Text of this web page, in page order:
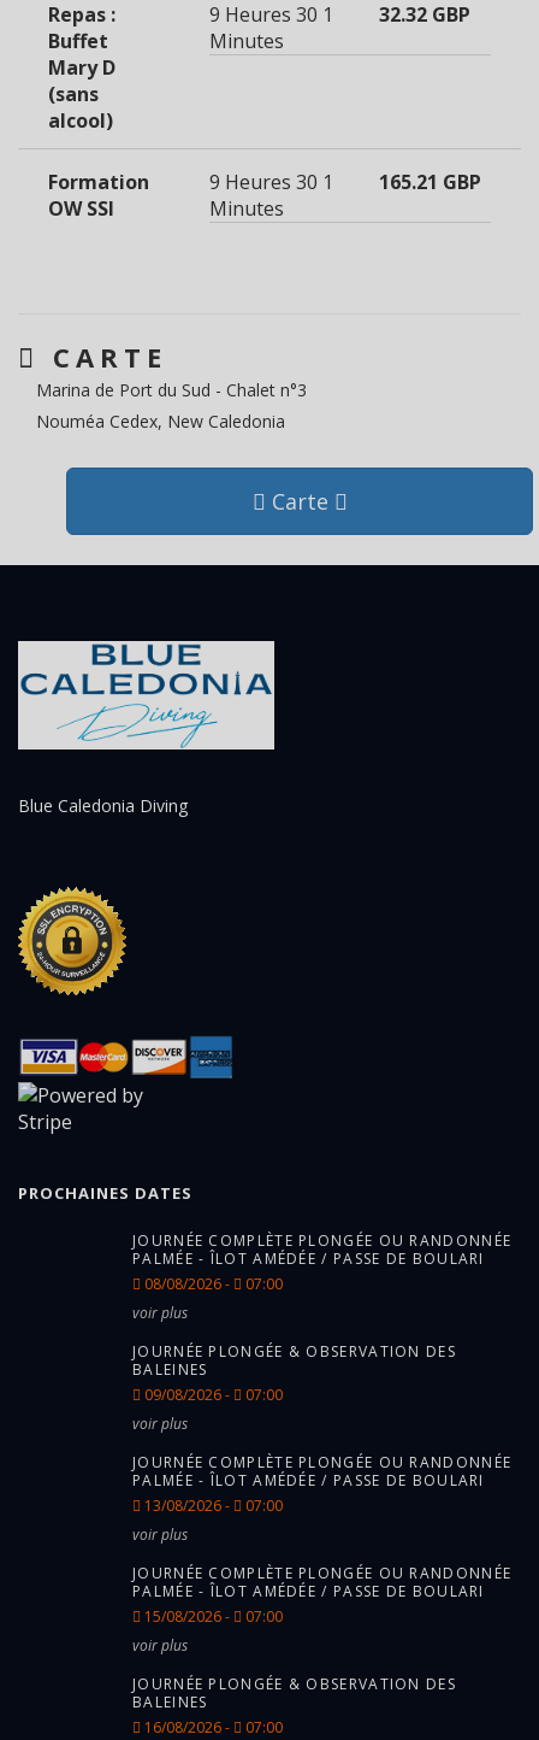
Repas :
Buffet
Mary D
(sans
alcool)
9 Heures 30
Minutes
1 32.32 GBP
Formation
OW SSI
9 Heures 30
Minutes
1 165.21 GBP
CARTE
Marina de Port du Sud - Chalet n°3
Nouméa Cedex, New Caledonia
Carte
Blue Caledonia Diving
PROCHAINES DATES
JOURNÉE COMPLÈTE PLONGÉE OU RANDONNÉE
PALMÉE - ÎLOT AMÉDÉE / PASSE DE BOULARI
08/08/2026 -
07:00
voir plus
JOURNÉE PLONGÉE & OBSERVATION DES
BALEINES
09/08/2026 -
07:00
voir plus
JOURNÉE COMPLÈTE PLONGÉE OU RANDONNÉE
PALMÉE - ÎLOT AMÉDÉE / PASSE DE BOULARI
13/08/2026 -
07:00
voir plus
JOURNÉE COMPLÈTE PLONGÉE OU RANDONNÉE
PALMÉE - ÎLOT AMÉDÉE / PASSE DE BOULARI
15/08/2026 -
07:00
voir plus
JOURNÉE PLONGÉE & OBSERVATION DES
BALEINES
16/08/2026 -
07:00